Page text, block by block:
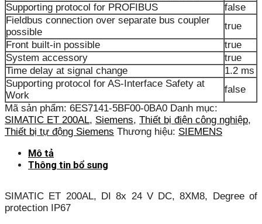
Supporting protocol for PROFIBUS
false
Fieldbus connection over separate bus coupler
possible
true
Front built-in possible
true
System accessory
true
Time delay at signal change
1.2 ms
Supporting protocol for AS-Interface Safety at
Work
false
Mã sản phẩm: 6ES7141-5BF00-0BA0 Danh mục:
SIMATIC ET 200AL, Siemens, Thiết bị điện công nghiệp,
Thiết bị tự động Siemens Thương hiệu: SIEMENS
Mô tả
Thông tin bổ sung
SIMATIC ET 200AL, DI 8x 24 V DC, 8XM8, Degree of
protection IP67